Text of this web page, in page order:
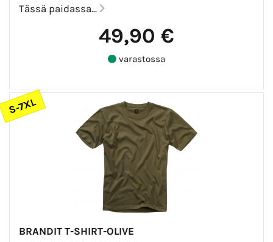
Tässä paidassa...
49,90 €
varastossa
S-7XL
BRANDIT T-SHIRT-OLIVE